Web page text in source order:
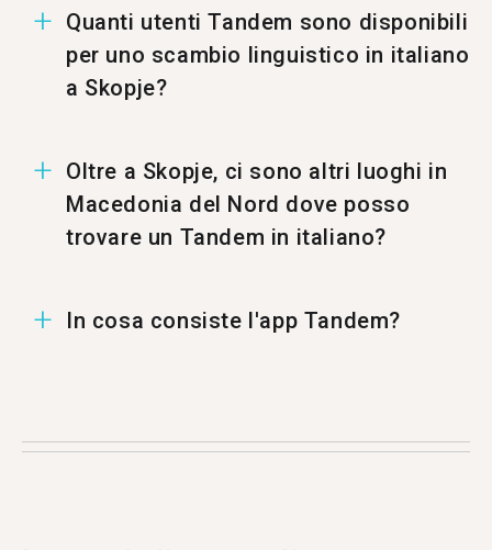
Quanti utenti Tandem sono disponibili
per uno scambio linguistico in italiano
a Skopje?
linguistico in italiano.
Oltre a Skopje, ci sono altri luoghi in
Macedonia del Nord dove posso
trovare un Tandem in italiano?
%%randomCity%%.
In cosa consiste l'app Tandem?
la propria lingua madre. Più di 500.000 persone